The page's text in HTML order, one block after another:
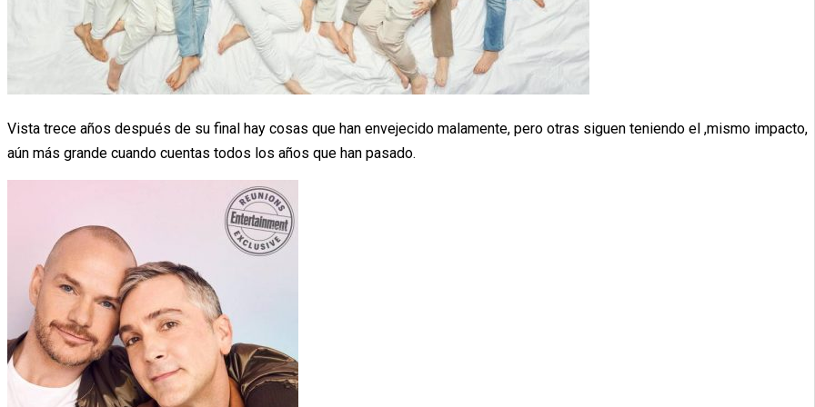
Vista trece años después de su final hay cosas que han envejecido malamente, pero otras siguen teniendo el ,mismo impacto,
aún más grande cuando cuentas todos los años que han pasado.